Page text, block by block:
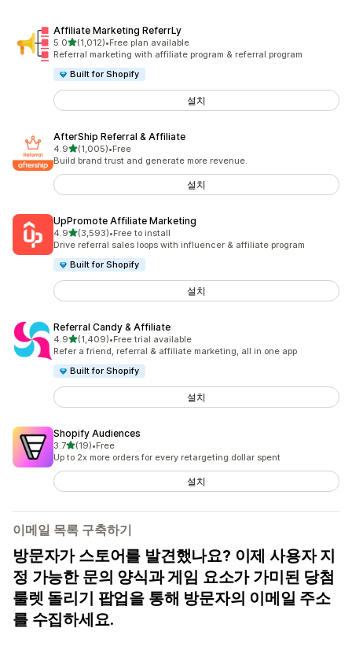
Affiliate Marketing ReferrLy
5.0별 5개 중
(1,012)
총 리뷰 1012개
•Free plan available
Referral marketing with affiliate program & referral program
Built for Shopify
설치
AfterShip Referral & Affiliate
4.9별 5개 중
(1,005)
총 리뷰 1005개
•Free
Build brand trust and generate more revenue.
설치
UpPromote Affiliate Marketing
4.9별 5개 중
(3,593)
총 리뷰 3593개
•Free to install
Drive referral sales loops with influencer & affiliate program
Built for Shopify
설치
Referral Candy & Affiliate
4.9별 5개 중
(1,409)
총 리뷰 1409개
•Free trial available
Refer a friend, referral & affiliate marketing, all in one app
Built for Shopify
설치
Shopify Audiences
3.7별 5개 중
(19)
총 리뷰 19개
•Free
Up to 2x more orders for every retargeting dollar spent
설치
이메일 목록 구축하기
방문자가 스토어를 발견했나요? 이제 사용자 지
정 가능한 문의 양식과 게임 요소가 가미된 당첨
룰렛 돌리기 팝업을 통해 방문자의 이메일 주소
를 수집하세요.